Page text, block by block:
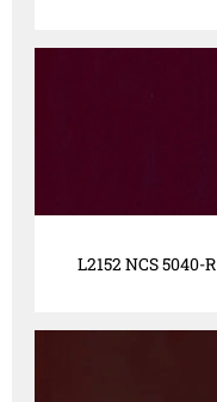
L2152 NCS 5040-R